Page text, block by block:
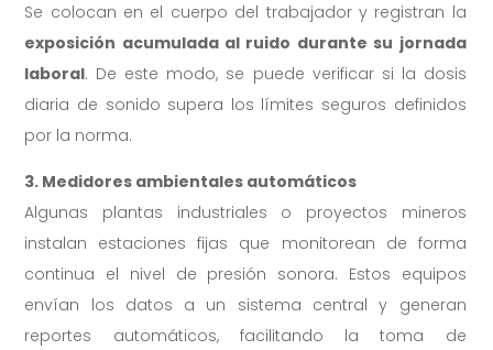
Se colocan en el cuerpo del trabajador y registran la
exposición acumulada al ruido durante su jornada
laboral. De este modo, se puede verificar si la dosis
diaria de sonido supera los límites seguros definidos
por la norma.
3. Medidores ambientales automáticos
Algunas plantas industriales o proyectos mineros
instalan estaciones fijas que monitorean de forma
continua el nivel de presión sonora. Estos equipos
envían los datos a un sistema central y generan
reportes automáticos, facilitando la toma de